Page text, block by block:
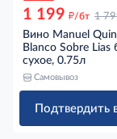
1 199 д/бт 1
Вино Manuel
Blanco Sobre Lias
сухое, 0.75л
Самовывоз
Подтвердить